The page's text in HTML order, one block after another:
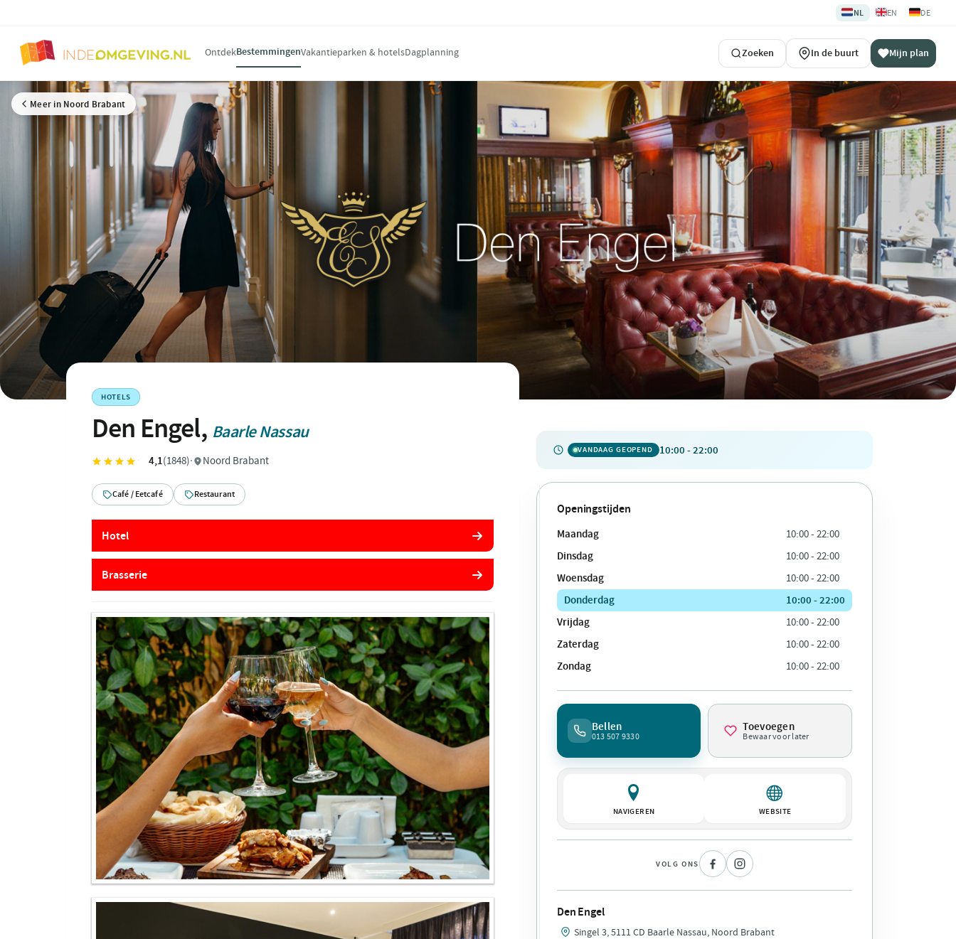
🇳🇱NL 🇬🇧EN 🇩🇪DE
OntdekBestemmingenVakantieparken & hotelsDagplanning Zoeken In de buurt Mijn plan
Meer in Noord Brabant
HOTELS
Den Engel, Baarle Nassau
4,1(1848)· Noord Brabant
Café / Eetcafé Restaurant
Hotel
Brasserie
VANDAAG GEOPEND 10:00 - 22:00
Openingstijden
Maandag 10:00 - 22:00
Dinsdag 10:00 - 22:00
Woensdag 10:00 - 22:00
Donderdag
10:00 - 22:00
Vrijdag
10:00 - 22:00
Zaterdag 10:00 - 22:00
Zondag 10:00 - 22:00
Bellen
013 507 9330
Toevoegen
Bewaar voor later
NAVIGEREN WEBSITE
VOLG ONS
Den Engel
Singel 3, 5111 CD Baarle Nassau, Noord Brabant